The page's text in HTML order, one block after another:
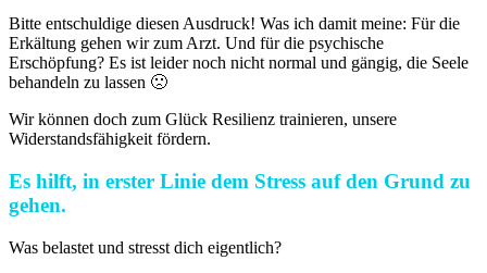
Bitte entschuldige diesen Ausdruck! Was ich damit meine: Für die
Erkältung gehen wir zum Arzt. Und für die psychische
Erschöpfung? Es ist leider noch nicht normal und gängig, die Seele
behandeln zu lassen 🙁
Wir können doch zum Glück Resilienz trainieren, unsere
Widerstandsfähigkeit fördern.
Es hilft, in erster Linie dem Stress auf den Grund zu
gehen.
Was belastet und stresst dich eigentlich?